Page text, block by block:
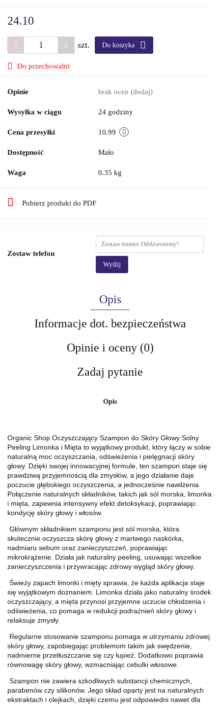
24.10
szt. Do koszyka
Do przechowalni
Opinie brak ocen (dodaj)
Wysyłka w ciągu 24 godziny
Cena przesyłki 10.99
Dostępność Mało
Waga 0.35 kg
Pobierz produkt do PDF
Zostaw telefon
Wyślij
Opis
Informacje dot. bezpieczeństwa
Opinie i oceny (0)
Zadaj pytanie
Opis
Organic Shop Oczyszczający Szampon do Skóry Głowy Solny
Peeling Limonka i Mięta to wyjątkowy produkt, który łączy w sobie
naturalną moc oczyszczania, odświeżenia i pielęgnacji skóry
głowy. Dzięki swojej innowacyjnej formule, ten szampon staje się
prawdziwą przyjemnością dla zmysłów, a jego działanie daje
poczucie głębokiego oczyszczenia, a jednocześnie nawilżenia.
Połączenie naturalnych składników, takich jak sól morska, limonka
i mięta, zapewnia intensywny efekt detoksykacji, poprawiając
kondycję skóry głowy i włosów.
Głównym składnikiem szamponu jest sól morska, która
skutecznie oczyszcza skórę głowy z martwego naskórka,
nadmiaru sebum oraz zanieczyszczeń, poprawiając
mikrokrążenie. Działa jak naturalny peeling, usuwając wszelkie
zanieczyszczenia i przywracając zdrowy wygląd skóry głowy.
Świeży zapach limonki i mięty sprawia, że każda aplikacja staje
się wyjątkowym doznaniem. Limonka działa jako naturalny środek
oczyszczający, a mięta przynosi przyjemne uczucie chłodzenia i
odświeżenia, co pomaga w redukcji podrażnień skóry głowy i
relaksuje zmysły.
Regularne stosowanie szamponu pomaga w utrzymaniu zdrowej
skóry głowy, zapobiegając problemom takim jak swędzenie,
nadmierne przetłuszczanie się czy łupież. Dodatkowo poprawia
równowagę skóry głowy, wzmacniając cebulki włosowe.
Szampon nie zawiera szkodliwych substancji chemicznych,
parabenów czy silikonów. Jego skład oparty jest na naturalnych
ekstraktach i olejkach, dzięki czemu jest odpowiedni nawet dla